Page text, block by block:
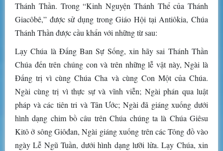
Thánh Thần. Trong “Kinh Nguyện Thánh Thể của Thánh
Giacôbê,” được sử dụng trong Giáo Hội tại Antiôkia, Chúa
Thánh Thần được cầu khẩn với những từ sau:
Lạy Chúa là Đấng Ban Sự Sống, xin hãy sai Thánh Thần
Chúa đến trên chúng con và trên những lễ vật này, Ngài là
Đấng trị vì cùng Chúa Cha và cùng Con Một của Chúa.
Ngài cùng trị vì thực sự và vĩnh viễn; Ngài phán qua luật
pháp và các tiên tri và Tân Ước; Ngài đã giáng xuống dưới
hình dạng chim bồ câu trên Chúa chúng ta là Chúa Giêsu
Kitô ở sông Giôđan, Ngài giáng xuống trên các Tông đồ vào
ngày Lễ Ngũ Tuần, dưới hình dạng lưỡi lửa. Lạy Chúa, xin